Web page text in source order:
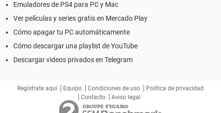
Emuladores de PS4 para PC y Mac
Ver películas y series gratis en Mercado Play
Cómo apagar tu PC automáticamente
Cómo descargar una playlist de YouTube
Descargar videos privados en Telegram
Regístrate aquí Equipo Condiciones de uso
Política de privacidad
Contacto
Aviso legal